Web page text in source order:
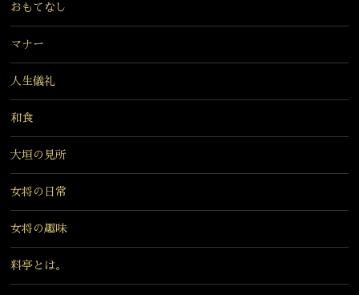
おもてなし
マナー
人生儀礼
和食
大垣の見所
女将の日常
女将の趣味
料亭とは。